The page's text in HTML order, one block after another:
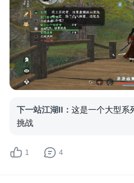
下一站江湖II ： 这是一个大型系
挑战
1 4